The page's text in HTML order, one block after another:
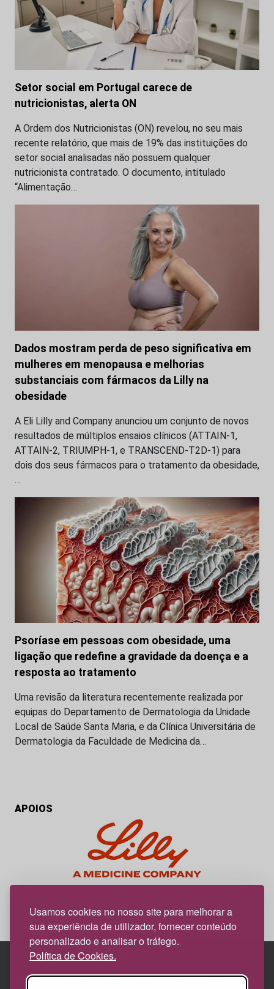
Usamos cookies no nosso site para melhorar a
sua experiência de utilizador, fornecer conteúdo
personalizado e analisar o tráfego.
Política de Cookies.
Setor social em Portugal carece de
nutricionistas, alerta ON
A Ordem dos Nutricionistas (ON) revelou, no seu mais
recente relatório, que mais de 19% das instituições do
setor social analisadas não possuem qualquer
nutricionista contratado. O documento, intitulado
“Alimentação…
Dados mostram perda de peso significativa em
mulheres em menopausa e melhorias
substanciais com fármacos da Lilly na
obesidade
A Eli Lilly and Company anunciou um conjunto de novos
resultados de múltiplos ensaios clínicos (ATTAIN-1,
ATTAIN-2, TRIUMPH-1, e TRANSCEND-T2D-1) para
dois dos seus fármacos para o tratamento da obesidade,
…
Psoríase em pessoas com obesidade, uma
ligação que redefine a gravidade da doença e a
resposta ao tratamento
Uma revisão da literatura recentemente realizada por
equipas do Departamento de Dermatologia da Unidade
Local de Saúde Santa Maria, e da Clínica Universitária de
Dermatologia da Faculdade de Medicina da…
APOIOS
News Farma, possível com o apoio da Lilly.
Edif. Lisboa Oriente | Av. Infante D. Henrique, n.º 333H, esc.